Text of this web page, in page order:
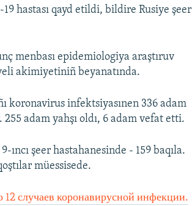
hastası qayd etildi, bildire Rusiye şeer
menbası epidemiologiya araştıruv
akimiyetiniñ beyanatında.
koronavirus infektsiyasınen 336 adam
adam yahşı oldı, 6 adam vefat etti.
şeer hastahanesinde - 159 baqıla.
müessisede.
12 случаев коронавирусной инфекции.